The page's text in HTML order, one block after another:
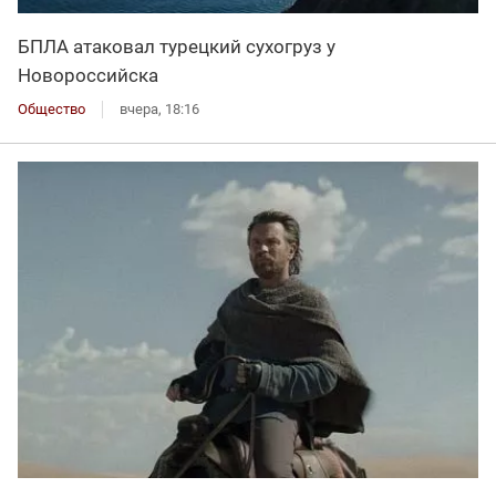
БПЛА атаковал турецкий сухогруз у
Новороссийска
Общество вчера, 18:16